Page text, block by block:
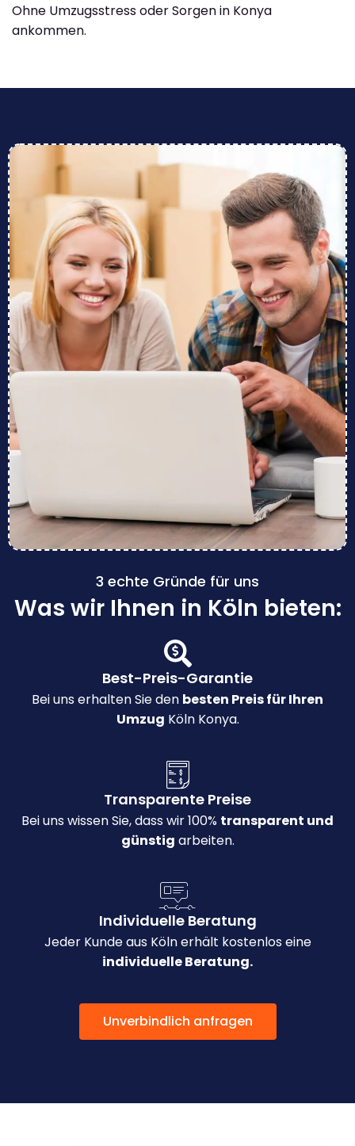
Ohne Umzugsstress oder Sorgen in Konya
ankommen.
3 echte Gründe für uns
Was wir Ihnen in Köln bieten:
Best-Preis-Garantie
Bei uns erhalten Sie den besten Preis für Ihren
Umzug Köln Konya.
Transparente Preise
Bei uns wissen Sie, dass wir 100% transparent und
günstig arbeiten.
Individuelle Beratung
Jeder Kunde aus Köln erhält kostenlos eine
individuelle Beratung.
Unverbindlich anfragen